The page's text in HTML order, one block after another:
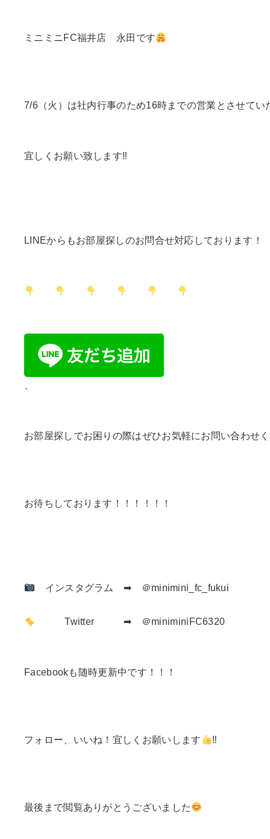
ミニミニFC福井店 永田です
7/6（火）は社内行事のため16時までの営業とさせてい
宜しくお願い致します‼
LINEからもお部屋探しのお問合せ対応しております！
お部屋探しでお困りの際はぜひお気軽にお問い合わせ
お待ちしております！！！！！！
インスタグラム ➡ ＠minimini_fc_fukui
Twitter ➡ ＠miniminiFC6320
Facebookも随時更新中です！！！
フォロー、いいね！宜しくお願いします ‼
最後まで閲覧ありがとうございました